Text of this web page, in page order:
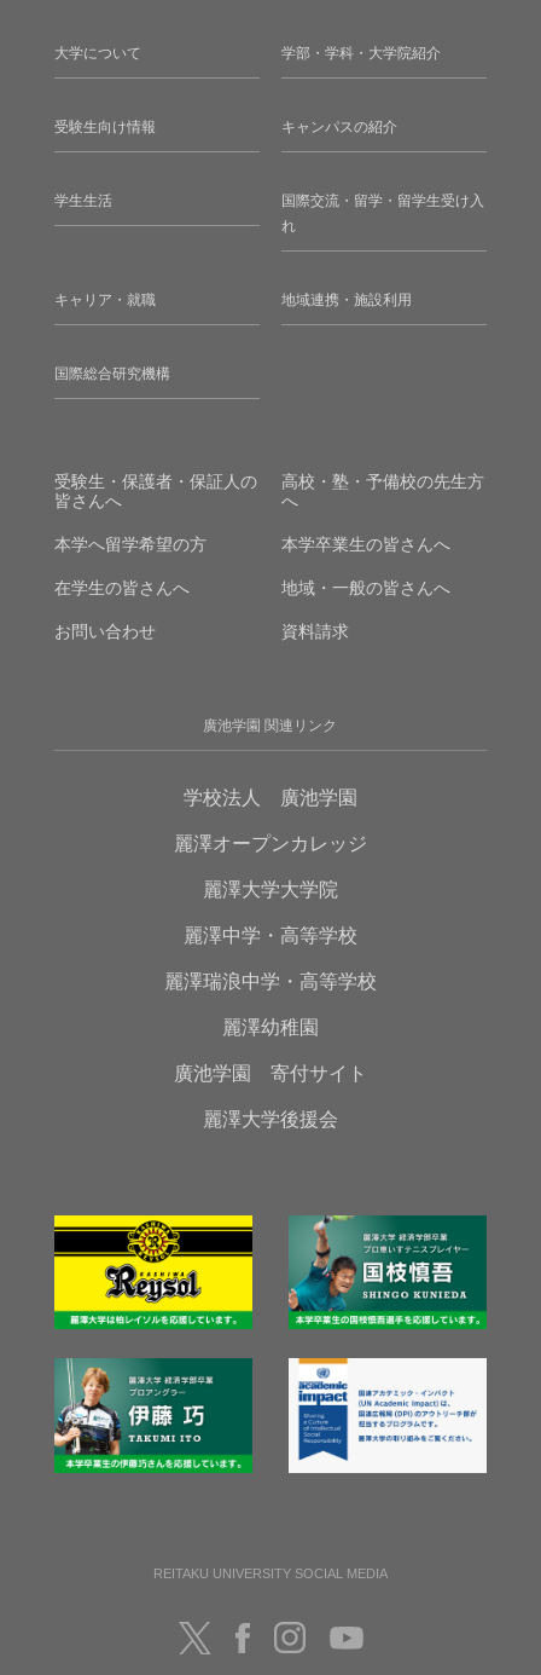
大学について 学部・学科・大学院紹介
受験生向け情報 キャンパスの紹介
学生生活
国際交流・留学・留学生受け入
れ
キャリア・就職 地域連携・施設利用
国際総合研究機構
受験生・保護者・保証人の
皆さんへ
高校・塾・予備校の先生方
へ
本学へ留学希望の方 本学卒業生の皆さんへ
在学生の皆さんへ 地域・一般の皆さんへ
お問い合わせ 資料請求
廣池学園 関連リンク
学校法人 廣池学園
麗澤オープンカレッジ
麗澤大学大学院
麗澤中学・高等学校
麗澤瑞浪中学・高等学校
麗澤幼稚園
廣池学園 寄付サイト
麗澤大学後援会
REITAKU UNIVERSITY SOCIAL MEDIA